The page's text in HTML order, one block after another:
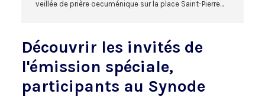
veillée de prière oecuménique sur la place Saint-Pierre...
Découvrir les invités de
l'émission spéciale,
participants au Synode